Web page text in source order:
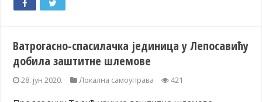
Ватрогасно-спасилачка јединица y Лепосавићy
добила заштитне шлемове
28. јун 2020. Локална самоуправа 421